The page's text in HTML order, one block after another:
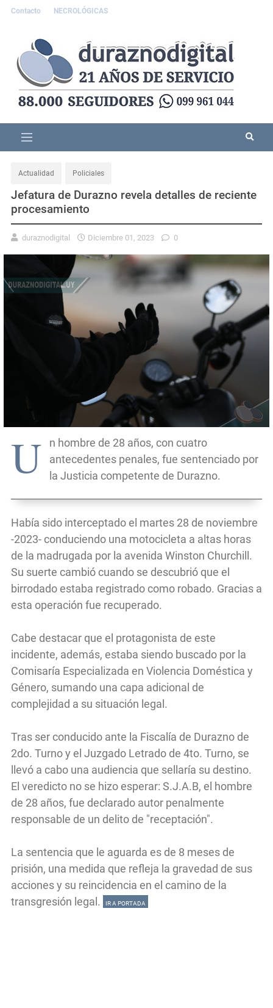
Contacto NECROLÓGICAS
Actualidad Policiales
Jefatura de Durazno revela detalles de reciente
procesamiento
duraznodigital Diciembre 01, 2023 0
U
n hombre de 28 años, con cuatro
antecedentes penales, fue sentenciado por
la Justicia competente de Durazno.
Había sido interceptado el martes 28 de noviembre
-2023- conduciendo una motocicleta a altas horas
de la madrugada por la avenida Winston Churchill.
Su suerte cambió cuando se descubrió que el
birrodado estaba registrado como robado. Gracias a
esta operación fue recuperado.
Cabe destacar que el protagonista de este
incidente, además, estaba siendo buscado por la
Comisaría Especializada en Violencia Doméstica y
Género, sumando una capa adicional de
complejidad a su situación legal.
Tras ser conducido ante la Fiscalía de Durazno de
2do. Turno y el Juzgado Letrado de 4to. Turno, se
llevó a cabo una audiencia que sellaría su destino.
El veredicto no se hizo esperar: S.J.A.B, el hombre
de 28 años, fue declarado autor penalmente
responsable de un delito de "receptación".
La sentencia que le aguarda es de 8 meses de
prisión, una medida que refleja la gravedad de sus
acciones y su reincidencia en el camino de la
transgresión legal.
IR A PORTADA